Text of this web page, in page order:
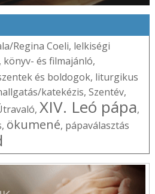
Regina Coeli, lelkiségi
, könyv- és filmajánló,
és boldogok, liturgikus
katekézis, Szentév,
, XIV. Leó pápa,
, ökumené, pápaválasztás